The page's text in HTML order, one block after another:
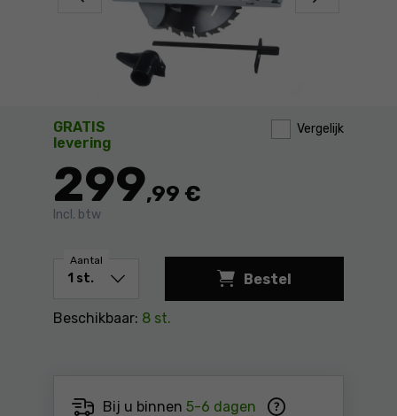
GRATIS
levering
Vergelijk
299,99 €
Incl. btw
Aantal
Bestel
Beschikbaar: 8 st.
Bij u binnen 5-6 dagen